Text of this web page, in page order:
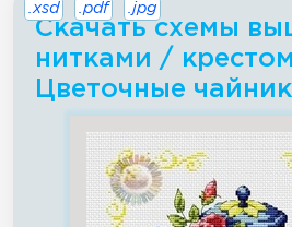
Скачать схемы
нитками /
Цветочные
.xsd .pdf .jpg